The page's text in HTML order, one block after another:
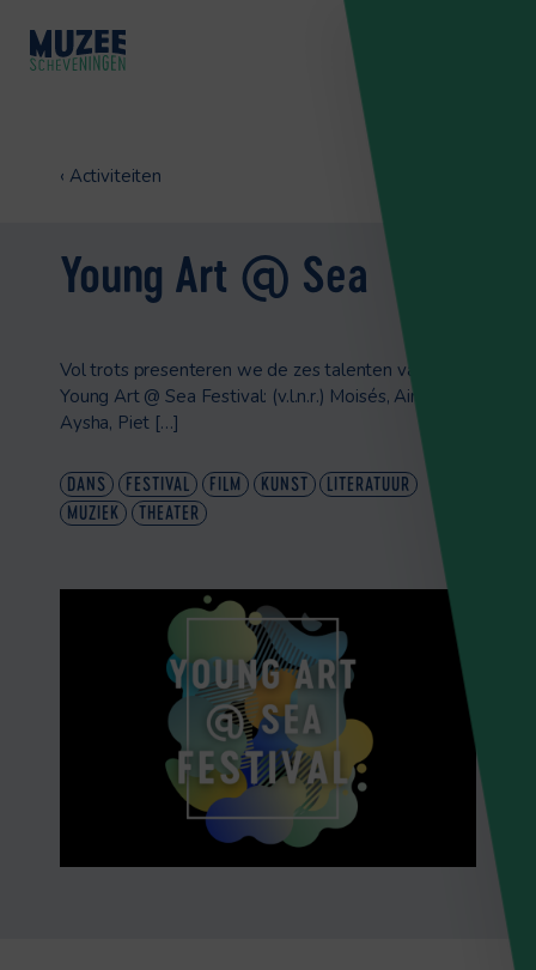
‹ Activiteiten
Young Art @ Sea
Vol trots presenteren we de zes talenten van het
Young Art @ Sea Festival: (v.l.n.r.) Moisés, Aina, Iin,
Aysha, Piet […]
DANS FESTIVAL FILM KUNST
LITERATUUR
MUZIEK
THEATER